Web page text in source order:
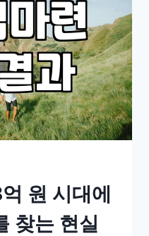
원 시대에
찾는 현실